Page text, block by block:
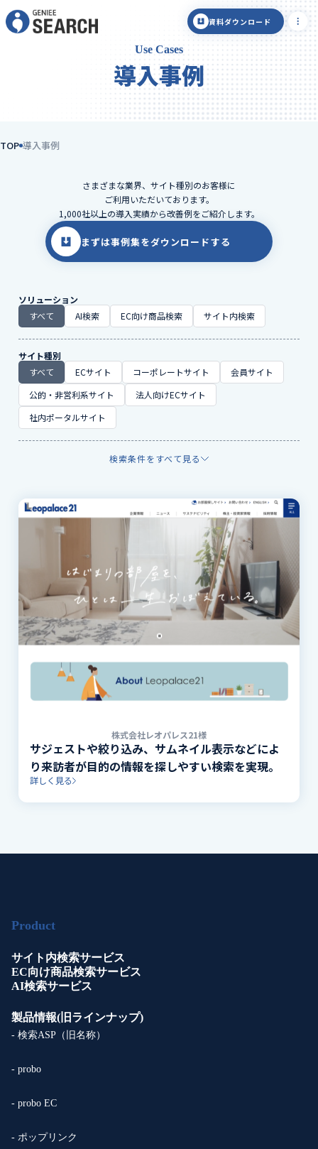
資料ダウンロード
Use Cases
導入事例
TOP 導入事例
さまざまな業界、サイト種別のお客様に
ご利用いただいております。
1,000社以上の導入実績から改善例をご紹介します。
まずは事例集をダウンロードする
ソリューション
すべて
AI検索 EC向け商品検索 サイト内検索
サイト種別
すべて
ECサイト コーポレートサイト
会員サイト
公的・非営利系サイト
法人向けECサイト
社内ポータルサイト
検索条件をすべて見る
株式会社レオパレス21様
サジェストや絞り込み、サムネイル表示などによ
り来訪者が目的の情報を探しやすい検索を実現。
詳しく見る
Product
サイト内検索サービス
EC向け商品検索サービス
AI検索サービス
製品情報(旧ラインナップ)
- 検索ASP（旧名称）
- probo
- probo EC
- ポップリンク